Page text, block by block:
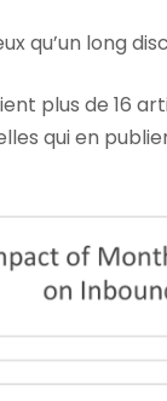
qu’un long
plus de 16
qui en